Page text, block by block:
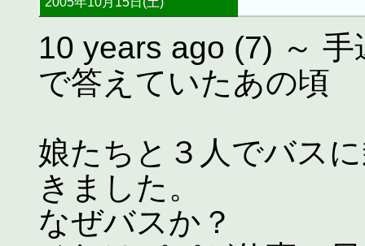
10 years ago (7) ～
で答えていたあの頃
娘たちと３人でバス
きました。
なぜバスか？